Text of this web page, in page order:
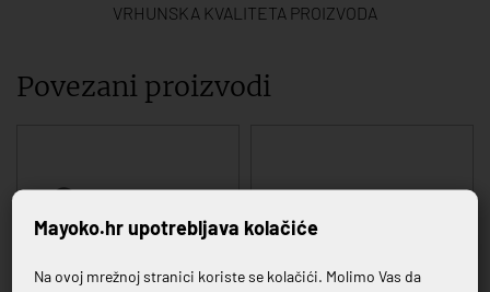
VRHUNSKA KVALITETA PROIZVODA
Povezani proizvodi
Mayoko.hr upotrebljava kolačiće
Na ovoj mrežnoj stranici koriste se kolačići. Molimo Vas da